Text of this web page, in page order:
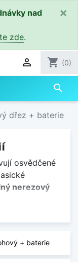
nad
zde.
×
 shopping_cart (0)
search
dřez + baterie
osvědčené
nerezový
při
svouvysokou
+ baterie